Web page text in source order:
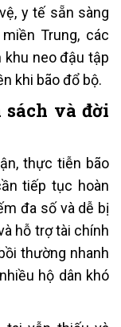
y tế sẵn sàng
Trung, các
neo đậu tập
khi bão đổ bộ.
và đời
thực tiễn bão
tiếp tục hoàn
đa số và dễ bị
hỗ trợ tài chính
thường nhanh
hộ dân khó